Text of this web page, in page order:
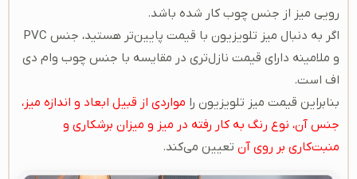
رویی میز از جنس چوب کار شده باشد.
اگر به دنبال میز تلویزیون با قیمت پایین‌تر هستید، جنس PVC
و ملامینه دارای قیمت نازل‌تری در مقایسه با جنس چوب و‌ام دی
اف است.
بنابراین قیمت میز تلویزیون را مواردی از قبیل ابعاد و اندازه میز،
جنس آن، نوع رنگ به کار رفته در میز و میزان برشکاری و
منبت‌کاری بر روی آن تعیین می‌کند.